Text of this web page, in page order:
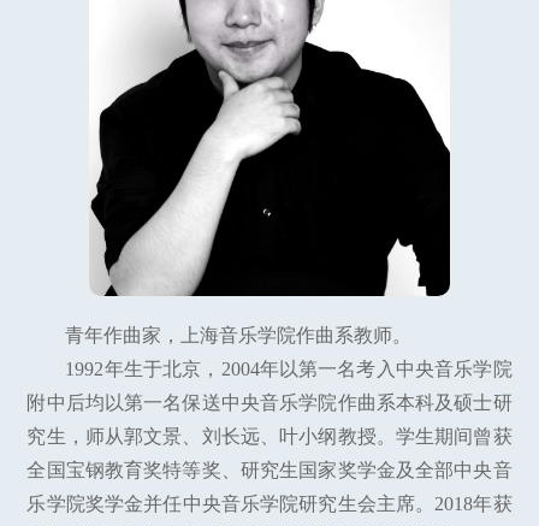
青年作曲家，上海音乐学院作曲系教师。
1992年生于北京，2004年以第一名考入中央音乐学院
附中后均以第一名保送中央音乐学院作曲系本科及硕士研
究生，师从郭文景、刘长远、叶小纲教授。学生期间曾获
全国宝钢教育奖特等奖、研究生国家奖学金及全部中央音
乐学院奖学金并任中央音乐学院研究生会主席。2018年获